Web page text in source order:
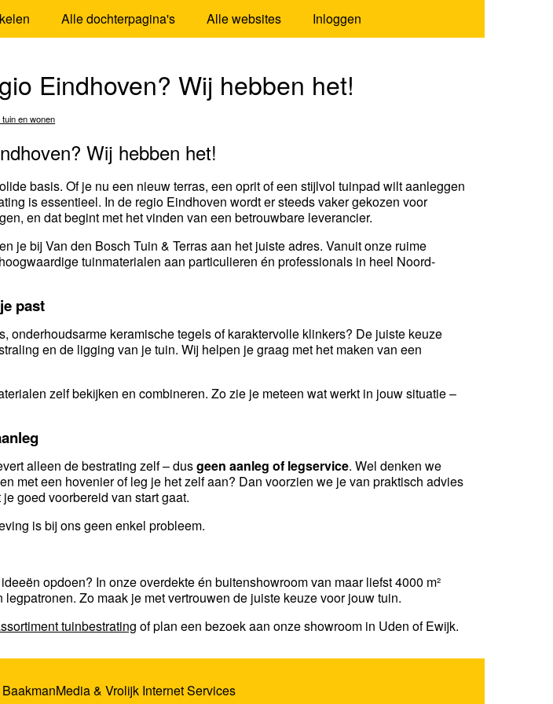
Alle dochterpagina's Alle websites Inloggen
Eindhoven? Wij hebben het!
tuin en wonen
Wij hebben het!
basis. Of je nu een nieuw terras, een oprit of een stijlvol tuinpad wilt aanleggen
is essentieel. In de regio Eindhoven wordt er steeds vaker gekozen voor
en dat begint met het vinden van een betrouwbare leverancier.
je bij Van den Bosch Tuin & Terras aan het juiste adres. Vanuit onze ruime
tuinmaterialen aan particulieren én professionals in heel Noord-
past
onderhoudsarme keramische tegels of karaktervolle klinkers? De juiste keuze
en de ligging van je tuin. Wij helpen je graag met het maken van een
zelf bekijken en combineren. Zo zie je meteen wat werkt in jouw situatie –
alleen de bestrating zelf – dusgeen aanleg of legservice. Wel denken we
met een hovenier of leg je het zelf aan? Dan voorzien we je van praktisch advies
goed voorbereid van start gaat.
is bij ons geen enkel probleem.
opdoen? In onze overdekte én buitenshowroom van maar liefst 4000 m²
Zo maak je met vertrouwen de juiste keuze voor jouw tuin.
tuinbestrating of plan een bezoek aan onze showroom in Uden of Ewijk.
BaakmanMedia& Vrolijk Internet Services